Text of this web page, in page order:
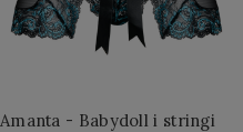
Amanta - Babydoll i stringi